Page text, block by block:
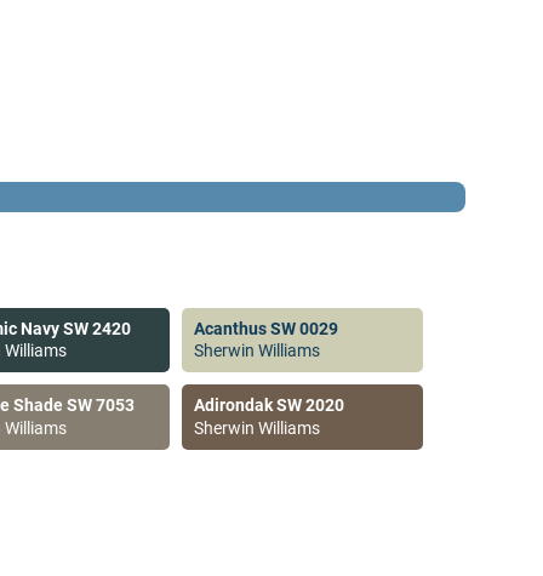
Navy SW 2420
Williams
Acanthus SW 0029
Sherwin Williams
Shade SW 7053
Williams
Adirondak SW 2020
Sherwin Williams